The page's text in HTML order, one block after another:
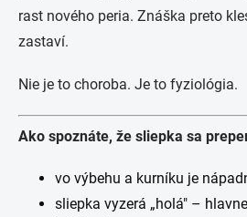
rast nového peria. Znáška preto
zastaví.
Nie je to choroba. Je to fyziológia.
Ako spoznáte, že sliepka sa
vo výbehu a kurníku je
sliepka vyzerá „holá" –